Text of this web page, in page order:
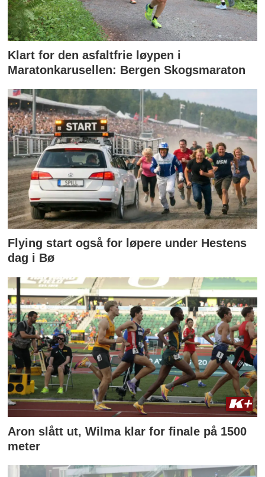
Klart for den asfaltfrie løypen i
Maratonkarusellen: Bergen Skogsmaraton
Flying start også for løpere under Hestens
dag i Bø
Aron slått ut, Wilma klar for finale på 1500
meter